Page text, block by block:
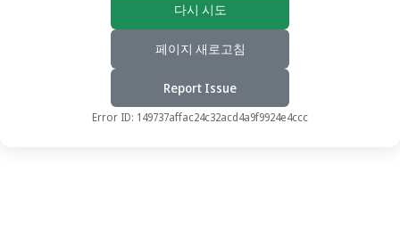
다시 시도
페이지 새로고침
Report Issue
Error ID: 149737affac24c32acd4a9f9924e4ccc